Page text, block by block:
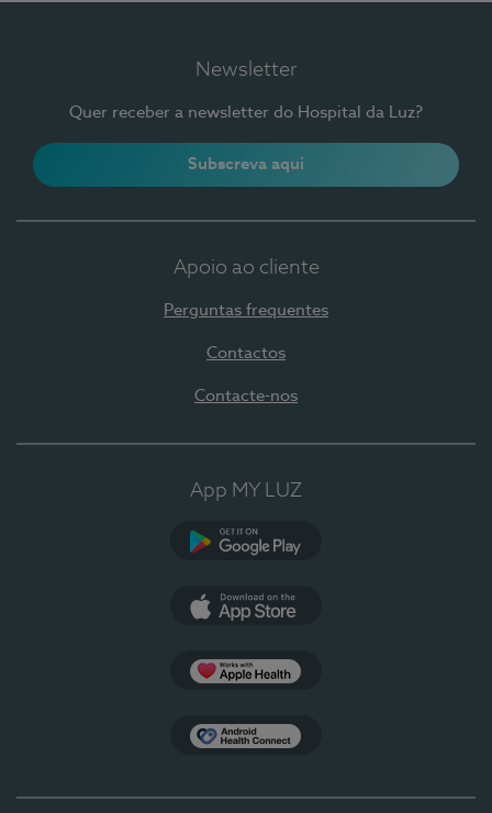
Newsletter
Quer receber a newsletter do Hospital da Luz?
Subscreva aqui
Apoio ao cliente
Perguntas frequentes
Contactos
Contacte-nos
App MY LUZ